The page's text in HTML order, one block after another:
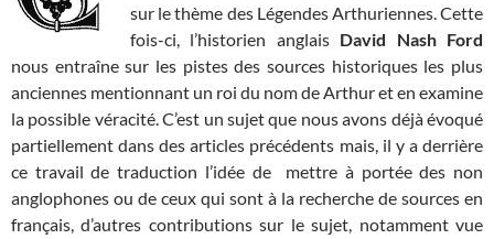
sur le thème des Légendes Arthuriennes. Cette
fois-ci, l’historien anglais David Nash Ford
nous entraîne sur les pistes des sources historiques les plus
anciennes mentionnant un roi du nom de Arthur et en examine
la possible véracité. C’est un sujet que nous avons déjà évoqué
partiellement dans des articles précédents mais, il y a derrière
ce travail de traduction l’idée de mettre à portée des non
anglophones ou de ceux qui sont à la recherche de sources en
français, d’autres contributions sur le sujet, notamment vue